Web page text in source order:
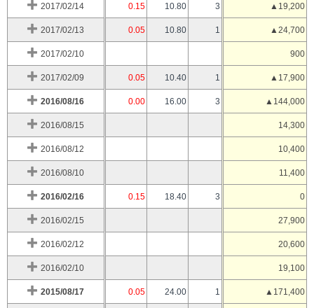
2017/02/14 0.15 10.80 3 ▲19,200
2017/02/13 0.05 10.80 1 ▲24,700
2017/02/10 900
2017/02/09 0.05 10.40 1 ▲17,900
2016/08/16 0.00 16.00 3 ▲144,000
2016/08/15 14,300
2016/08/12 10,400
2016/08/10 11,400
2016/02/16 0.15 18.40 3 0
2016/02/15 27,900
2016/02/12 20,600
2016/02/10 19,100
2015/08/17 0.05 24.00 1 ▲171,400